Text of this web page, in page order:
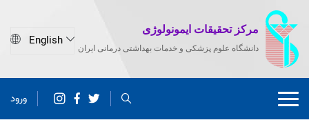
مرکز تحقیقات ایمونولوژی
دانشگاه علوم پزشکی و خدمات بهداشتی درمانی ایران
ورود